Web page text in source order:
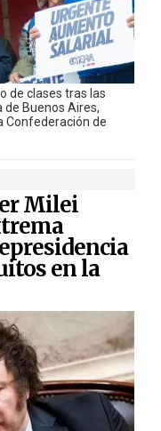
de clases tras las
de Buenos Aires,
Confederación de
Milei
en la